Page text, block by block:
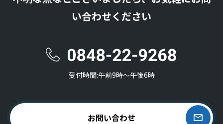
い合わせください
受付時間:午前9時〜午後6時
お問い合わせ